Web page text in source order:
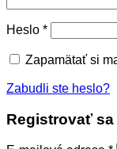
Heslo *Povinné
Zapamätať si
Zabudli ste heslo?
Registrovať sa